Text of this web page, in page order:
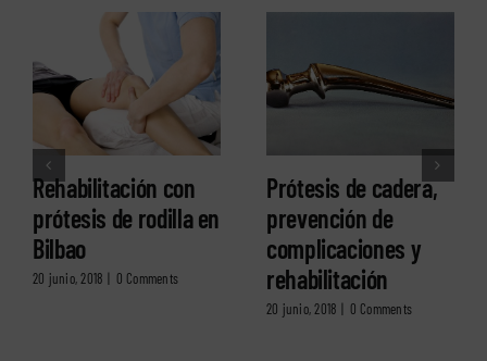
Rehabilitación con
prótesis de rodilla en
Bilbao
20 junio, 2018 0 Comments
Prótesis de cadera,
prevención de
complicaciones y
rehabilitación
20 junio, 2018 0 Comments